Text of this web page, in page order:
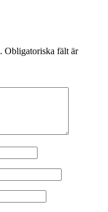
Obligatoriska fält är